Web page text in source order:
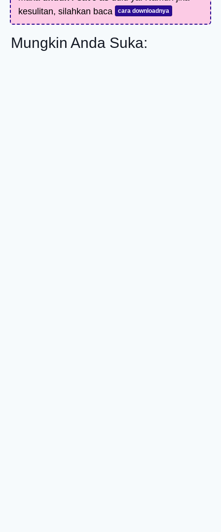
kesulitan, silahkan baca
cara downloadnya
Mungkin Anda Suka: